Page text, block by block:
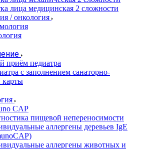
лица медицинская 2 сложности
/ онкология
приём педиатра
с заполнением санаторно-
карты
CAP
пищевой непереносимости
аллергены деревьев IgE
аллергены животных и